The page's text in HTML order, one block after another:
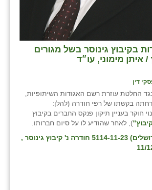
בקיבוץ גינוסר בשל מגורים
איתן מימוני, עו״ד
דין
החלטת עוזרת רשם האגודות השיתופיות,
בקשתו של רפי חודרה (להלן:
חוקר בעניין תיקון פנקס החברים בקיבוץ
), לאחר שהודיע לו על סיום חברותו.
נ' קיבוץ גינוסר
,